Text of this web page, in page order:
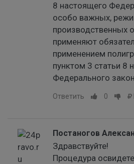
8 настоящего
особо важных,
производственных
применяют
применением
пунктом 3 статьи 8
Федерального
Ответить 0
Постаногов
Здравствуйте!
Процедура